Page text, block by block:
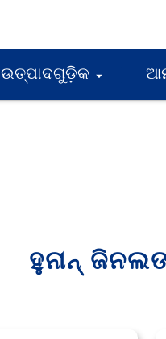
ଉତ୍ପାଦଗୁଡ଼ିକ
ହୁନାନ୍